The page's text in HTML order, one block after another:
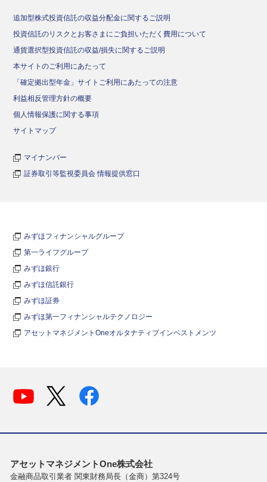
追加型株式投資信託の収益分配金に関するご説明
投資信託のリスクとお客さまにご負担いただく費用について
通貨選択型投資信託の収益/損失に関するご説明
本サイトのご利用にあたって
「確定拠出型年金」サイトご利用にあたっての注意
利益相反管理方針の概要
個人情報保護に関する事項
サイトマップ
マイナンバー
証券取引等監視委員会 情報提供窓口
みずほフィナンシャルグループ
第一ライフグループ
みずほ銀行
みずほ信託銀行
みずほ証券
みずほ第一フィナンシャルテクノロジー
アセットマネジメントOneオルタナティブインベストメンツ
アセットマネジメントOne株式会社
金融商品取引業者 関東財務局長（金商）第324号